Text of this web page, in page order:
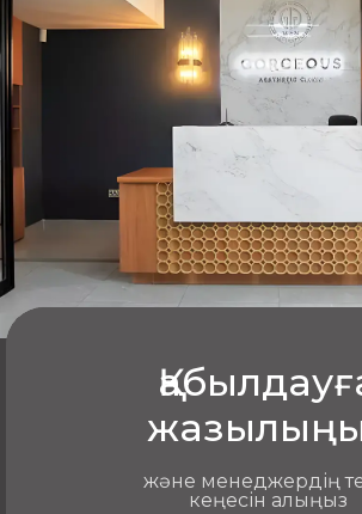
ылғалдандыратын әрі
компоненттермен қорытынды
қамтиды. Сеанстан кейін маман
бағалап, қажет болса күтім
береді. Барлық кезеңдер
ауырсынусыз өтеді.
Hydrafacial-ді неліктен
эстетикалық медицинада
сертификатталған дәрігер-
сарысулар
және менеджердің
кеңесін алыңыз